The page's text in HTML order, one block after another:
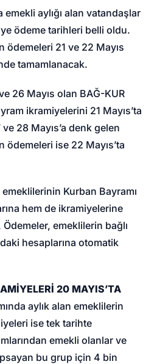
emekli aylığı alan vatandaşlar
ödeme tarihleri belli oldu.
ödemeleri 21 ve 22 Mayıs
tamamlanacak.
26 Mayıs olan BAĞ-KUR
ikramiyelerini 21 Mayıs’ta
28 Mayıs’a denk gelen
ödemeleri ise 22 Mayıs’ta
Kurban Bayramı
hem de ikramiyelerine
emeklilerin bağlı
hesaplarına otomatik
20 MAYIS’TA
aylık alan emeklilerin
ise tek tarihte
emekli olanlar ve
bu grup için 4 bin